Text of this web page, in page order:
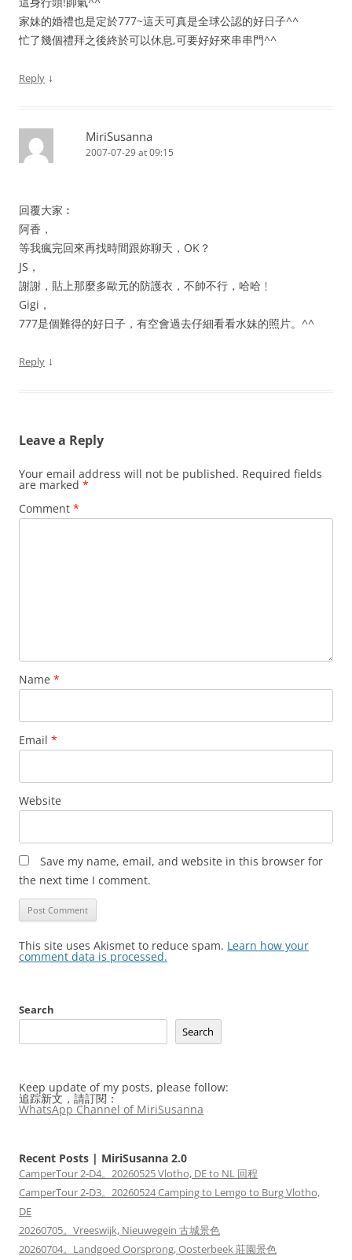
家妹的婚禮也是定於777~這天可真是全球公認的好日子^^
忙了幾個禮拜之後終於可以休息,可要好好來串串門^^
Reply ↓
MiriSusanna
2007-07-29 at 09:15
回覆大家︰
阿香，
等我瘋完回來再找時間跟妳聊天，OK？
JS，
謝謝，貼上那麼多歐元的防護衣，不帥不行，哈哈﹗
Gigi，
777是個難得的好日子，有空會過去仔細看看水妹的照片。^^
Reply ↓
Leave a Reply
Your email address will not be published. Required fields
are marked *
Comment *
Name *
Email *
Website
Save my name, email, and website in this browser for
the next time I comment.
This site uses Akismet to reduce spam. Learn how your
comment data is processed.
Search
Search
Keep update of my posts, please follow:
追踪新文，請訂閱：
WhatsApp Channel of MiriSusanna
Recent Posts | MiriSusanna 2.0
CamperTour 2-D4。20260525 Vlotho, DE to NL 回程
CamperTour 2-D3。20260524 Camping to Lemgo to Burg Vlotho,
DE
20260705。Vreeswijk, Nieuwegein 古城景色
20260704。Landgoed Oorsprong, Oosterbeek 莊園景色